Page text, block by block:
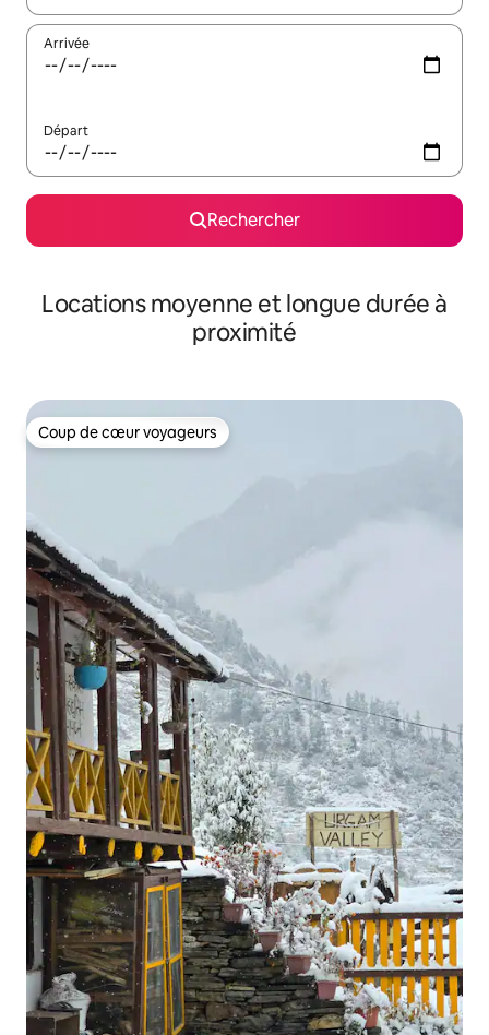
Arrivée
Départ
Rechercher
Locations moyenne et longue durée à
proximité
Coup de cœur voyageurs
Coup de cœur voyageurs